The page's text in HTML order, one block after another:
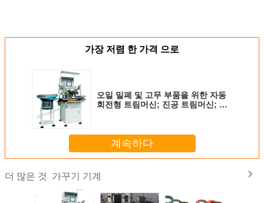
가장 저렴 한 가격 으로
오일 밀폐 및 고무 부품을 위한 자동
회전형 트림머신; 진공 트림머신; 고
계속하다
더 많은 것 가꾸기 기계